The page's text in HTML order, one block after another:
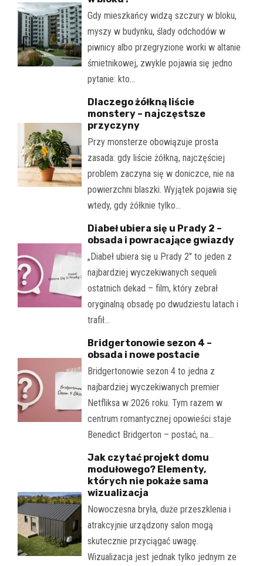
Gdy mieszkańcy widzą szczury w bloku,
myszy w budynku, ślady odchodów w
piwnicy albo przegryzione worki w altanie
śmietnikowej, zwykle pojawia się jedno
pytanie: kto…
Dlaczego żółkną liście
monstery – najczęstsze
przyczyny
Przy monsterze obowiązuje prosta
zasada: gdy liście żółkną, najczęściej
problem zaczyna się w doniczce, nie na
powierzchni blaszki. Wyjątek pojawia się
wtedy, gdy żółknie tylko…
Diabeł ubiera się u Prady 2 –
obsada i powracające gwiazdy
„Diabeł ubiera się u Prady 2" to jeden z
najbardziej wyczekiwanych sequeli
ostatnich dekad – film, który zebrał
oryginalną obsadę po dwudziestu latach i
trafił…
Bridgertonowie sezon 4 –
obsada i nowe postacie
Bridgertonowie sezon 4 to jedna z
najbardziej wyczekiwanych premier
Netfliksa w 2026 roku. Tym razem w
centrum romantycznej opowieści staje
Benedict Bridgerton – postać, na…
Jak czytać projekt domu
modułowego? Elementy,
których nie pokaże sama
wizualizacja
Nowoczesna bryła, duże przeszklenia i
atrakcyjnie urządzony salon mogą
skutecznie przyciągać uwagę.
Wizualizacja jest jednak tylko jednym ze